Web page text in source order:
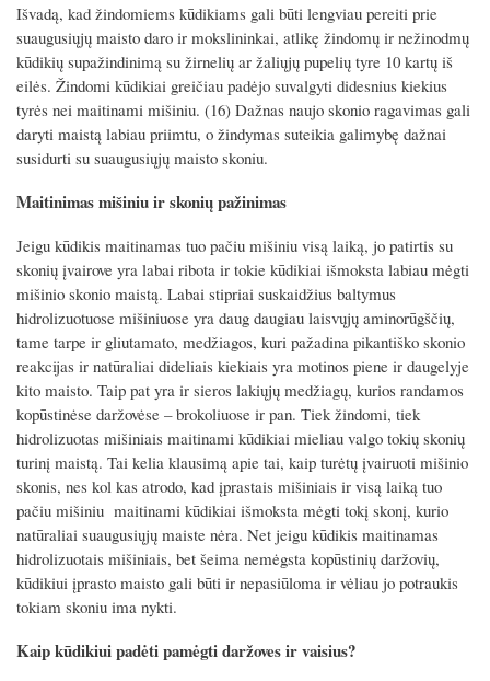
Išvadą, kad žindomiems kūdikiams gali būti lengviau pereiti prie
suaugusiųjų maisto daro ir mokslininkai, atlikę žindomų ir nežinodmų
kūdikių supažindinimą su žirnelių ar žaliųjų pupelių tyre 10 kartų iš
eilės. Žindomi kūdikiai greičiau padėjo suvalgyti didesnius kiekius
tyrės nei maitinami mišiniu. (16) Dažnas naujo skonio ragavimas gali
daryti maistą labiau priimtu, o žindymas suteikia galimybę dažnai
susidurti su suaugusiųjų maisto skoniu.
Maitinimas mišiniu ir skonių pažinimas
Jeigu kūdikis maitinamas tuo pačiu mišiniu visą laiką, jo patirtis su
skonių įvairove yra labai ribota ir tokie kūdikiai išmoksta labiau mėgti
mišinio skonio maistą. Labai stipriai suskaidžius baltymus
hidrolizuotuose mišiniuose yra daug daugiau laisvųjų aminorūgščių,
tame tarpe ir gliutamato, medžiagos, kuri pažadina pikantiško skonio
reakcijas ir natūraliai dideliais kiekiais yra motinos piene ir daugelyje
kito maisto. Taip pat yra ir sieros lakiųjų medžiagų, kurios randamos
kopūstinėse daržovėse – brokoliuose ir pan. Tiek žindomi, tiek
hidrolizuotas mišiniais maitinami kūdikiai mieliau valgo tokių skonių
turinį maistą. Tai kelia klausimą apie tai, kaip turėtų įvairuoti mišinio
skonis, nes kol kas atrodo, kad įprastais mišiniais ir visą laiką tuo
pačiu mišiniu maitinami kūdikiai išmoksta mėgti tokį skonį, kurio
natūraliai suaugusiųjų maiste nėra. Net jeigu kūdikis maitinamas
hidrolizuotais mišiniais, bet šeima nemėgsta kopūstinių daržovių,
kūdikiui įprasto maisto gali būti ir nepasiūloma ir vėliau jo potraukis
tokiam skoniu ima nykti.
Kaip kūdikiui padėti pamėgti daržoves ir vaisius?